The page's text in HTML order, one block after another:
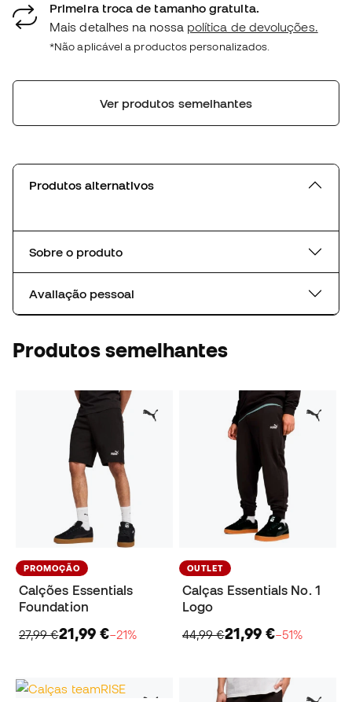
Primeira troca de tamanho gratuita.
Mais detalhes na nossa política de devoluções.
*Não aplicável a productos personalizados.
Ver produtos semelhantes
Produtos alternativos
Sobre o produto
Avaliação pessoal
Produtos semelhantes
PROMOÇÃO
Calções Essentials
Foundation
27,99 €21,99 €−21%
OUTLET
Calças Essentials No. 1
Logo
44,99 €21,99 €−51%